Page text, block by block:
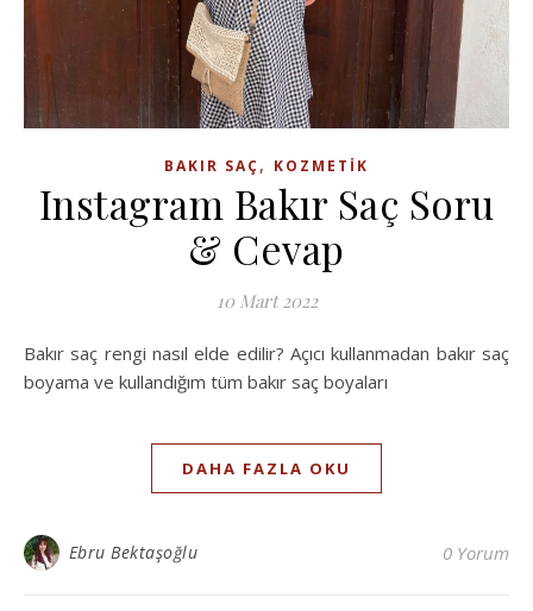
BAKIR SAÇ, KOZMETIK
Instagram Bakır Saç Soru
& Cevap
10 Mart 2022
Bakır saç rengi nasıl elde edilir? Açıcı kullanmadan bakır saç
boyama ve kullandığım tüm bakır saç boyaları
DAHA FAZLA OKU
Ebru Bektaşoğlu 0 Yorum